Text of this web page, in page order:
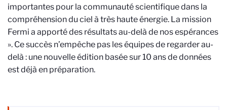
importantes pour la communauté scientifique dans la
compréhension du ciel à très haute énergie. La mission
Fermi a apporté des résultats au-delà de nos espérances
». Ce succès n’empêche pas les équipes de regarder au-
delà : une nouvelle édition basée sur 10 ans de données
est déjà en préparation.